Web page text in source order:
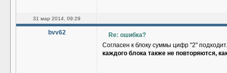
31 мар 2014, 09:29
bvv62
Re: ошибка?
Согласен к блоку суммы цифр "2"
каждого блока также не повторяются,